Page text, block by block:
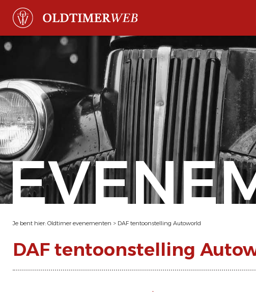
Je bent hier: Oldtimer evenementen > DAF tentoonstelling Autoworld
DAF tentoonstelling